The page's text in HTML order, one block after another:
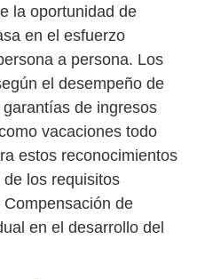
la oportunidad de
en el esfuerzo
a persona. Los
el desempeño de
de ingresos
vacaciones todo
estos reconocimientos
los requisitos
de
en el desarrollo del